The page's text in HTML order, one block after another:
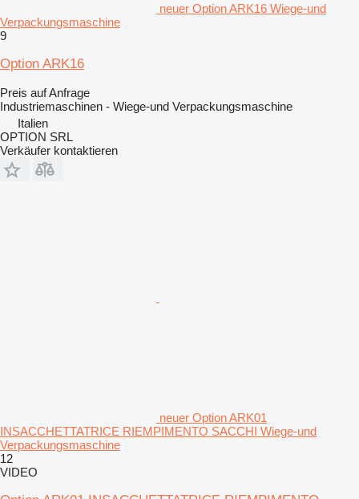
neuer Option ARK16 Wiege-und
Verpackungsmaschine
9
Option ARK16
Preis auf Anfrage
Industriemaschinen - Wiege-und Verpackungsmaschine
Italien
OPTION SRL
Verkäufer kontaktieren
neuer Option ARK01
INSACCHETTATRICE RIEMPIMENTO SACCHI Wiege-und
Verpackungsmaschine
12
VIDEO